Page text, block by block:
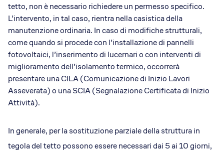
tetto, non è necessario richiedere un permesso specifico.
L’intervento, in tal caso, rientra nella casistica della
manutenzione ordinaria. In caso di modifiche strutturali,
come quando si procede con l’installazione di pannelli
fotovoltaici, l’inserimento di lucernari o con interventi di
miglioramento dell’isolamento termico, occorrerà
presentare una CILA (Comunicazione di Inizio Lavori
Asseverata) o una SCIA (Segnalazione Certificata di Inizio
Attività).
In generale, per la sostituzione parziale della struttura in
tegola del tetto possono essere necessari dai 5 ai 10 giorni,